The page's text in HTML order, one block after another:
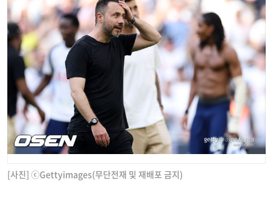
[사진] ⓒGettyimages(무단전재 및 재배포 금지)